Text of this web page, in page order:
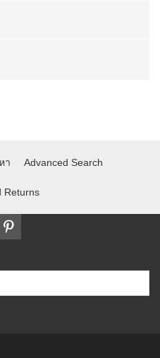
า Advanced Search
Returns